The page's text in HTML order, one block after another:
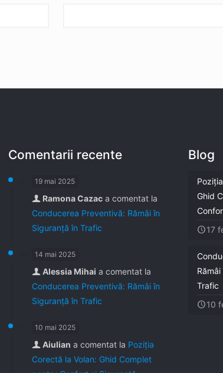
Comentarii recente
19 mai 2025
Ramona Cazac a comentat la
Conducerea Preventivă: Rămâi în
Siguranță în Trafic
14 mai 2025
Alessia Mihai a comentat la
Conducerea Preventivă: Rămâi în
Siguranță în Trafic
10 mai 2025
Aiulian a comentat la Poziția
Corectă la Volan: Ghid Complet
Blog
Ghid
17
Trafic
10